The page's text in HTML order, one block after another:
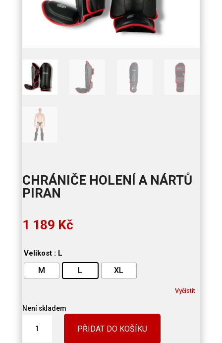
CHRÁNIČE HOLENÍ A NÁRTŮ
PIRAN
1 189 Kč
Velikost : L
M L XL
Vyčistit
Není skladem
holení
PŘIDAT DO KOŠÍKU